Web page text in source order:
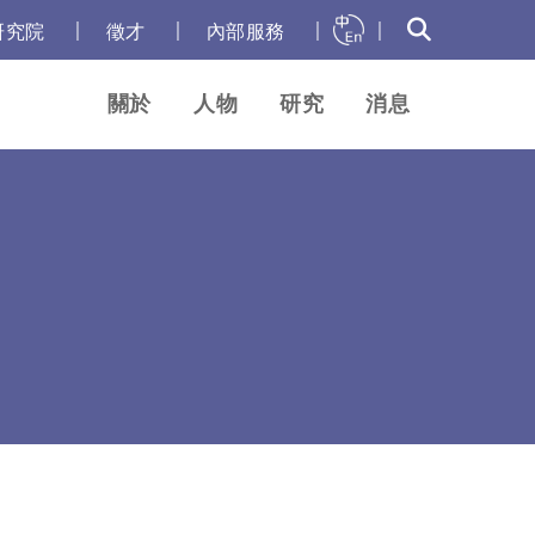
究院 徵才 內部服務
關於 人物 研究 消息